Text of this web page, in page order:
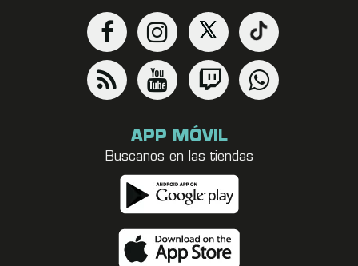
APP MÓVIL
Buscanos en las tiendas